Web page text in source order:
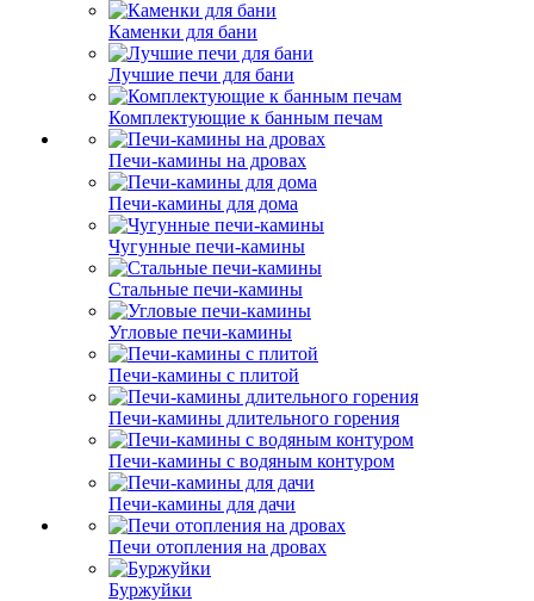
Каменки для бани
Лучшие печи для бани
Комплектующие к банным печам
Печи-камины на дровах
Печи-камины для дома
Чугунные печи-камины
Стальные печи-камины
Угловые печи-камины
Печи-камины с плитой
Печи-камины длительного горения
Печи-камины с водяным контуром
Печи-камины для дачи
Печи отопления на дровах
Буржуйки